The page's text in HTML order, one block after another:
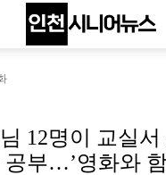
12명이 교실서
공부…’영화와